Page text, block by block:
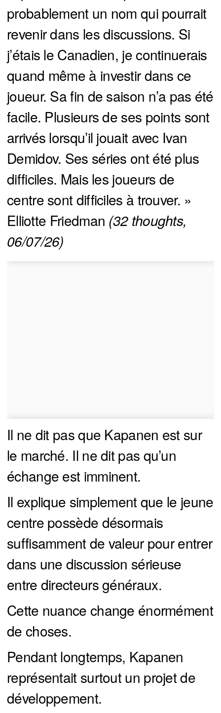
probablement un nom qui pourrait
revenir dans les discussions. Si
j’étais le Canadien, je continuerais
quand même à investir dans ce
joueur. Sa fin de saison n’a pas été
facile. Plusieurs de ses points sont
arrivés lorsqu’il jouait avec Ivan
Demidov. Ses séries ont été plus
difficiles. Mais les joueurs de
centre sont difficiles à trouver. »
Elliotte Friedman (32 thoughts,
06/07/26)
Il ne dit pas que Kapanen est sur
le marché. Il ne dit pas qu’un
échange est imminent.
Il explique simplement que le jeune
centre possède désormais
suffisamment de valeur pour entrer
dans une discussion sérieuse
entre directeurs généraux.
Cette nuance change énormément
de choses.
Pendant longtemps, Kapanen
représentait surtout un projet de
développement.